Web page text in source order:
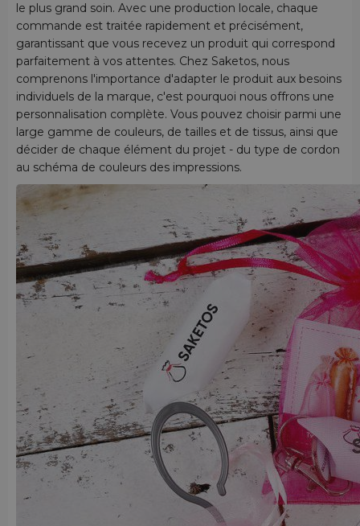
le plus grand soin. Avec une production locale, chaque
commande est traitée rapidement et précisément,
garantissant que vous recevez un produit qui correspond
parfaitement à vos attentes. Chez Saketos, nous
comprenons l'importance d'adapter le produit aux besoins
individuels de la marque, c'est pourquoi nous offrons une
personnalisation complète. Vous pouvez choisir parmi une
large gamme de couleurs, de tailles et de tissus, ainsi que
décider de chaque élément du projet - du type de cordon
au schéma de couleurs des impressions.